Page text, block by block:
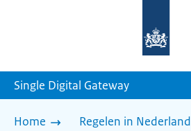
homepage
Single Digital Gateway
Home
Regelen in Nederland